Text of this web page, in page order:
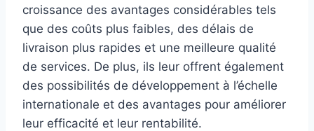
croissance des avantages considérables tels
que des coûts plus faibles, des délais de
livraison plus rapides et une meilleure qualité
de services. De plus, ils leur offrent également
des possibilités de développement à l’échelle
internationale et des avantages pour améliorer
leur efficacité et leur rentabilité.